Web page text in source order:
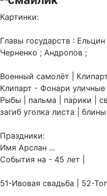
Картинки:
Главы государств :
Черненко ; Андропов ;
Военный самолёт |
Клипарт - Фонари
Рыбы | пальма | парики |
загиб уголка листа | блины
Праздники:
Имя Арслан ...
События на - 45 лет |
51-Ивовая свадьба | 52-